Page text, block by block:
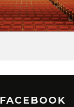
FACEBOOK